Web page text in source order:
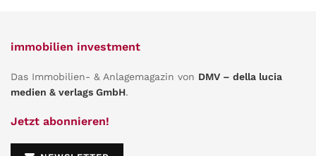
immobilien investment
Das Immobilien- & Anlagemagazin von DMV – della lucia
medien & verlags GmbH.
Jetzt abonnieren!